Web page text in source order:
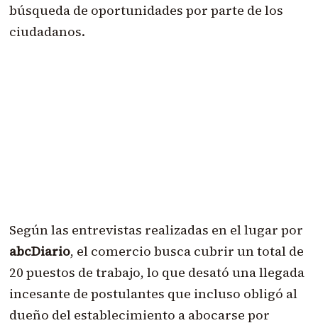
búsqueda de oportunidades por parte de los
ciudadanos.
Según las entrevistas realizadas en el lugar por
abcDiario, el comercio busca cubrir un total de
20 puestos de trabajo, lo que desató una llegada
incesante de postulantes que incluso obligó al
dueño del establecimiento a abocarse por